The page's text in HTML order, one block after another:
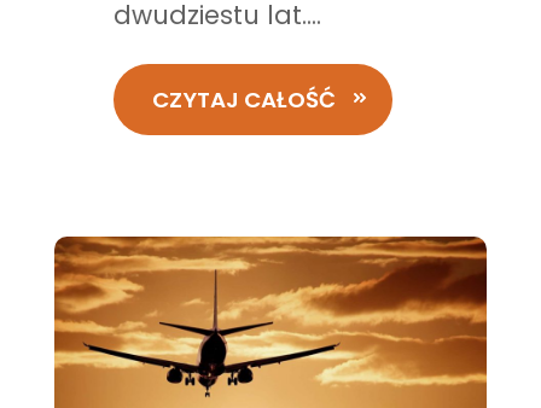
dwudziestu lat....
CZYTAJ CAŁOŚĆ